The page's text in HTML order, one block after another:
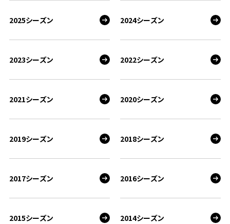
2025シーズン 2024シーズン
2023シーズン 2022シーズン
2021シーズン 2020シーズン
2019シーズン 2018シーズン
2017シーズン 2016シーズン
2015シーズン 2014シーズン